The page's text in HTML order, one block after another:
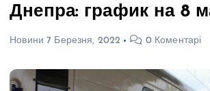
Днепра: график на 8
Новини 7 Березня, 2022 0 Коментарі